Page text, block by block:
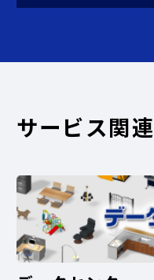
サービス関連